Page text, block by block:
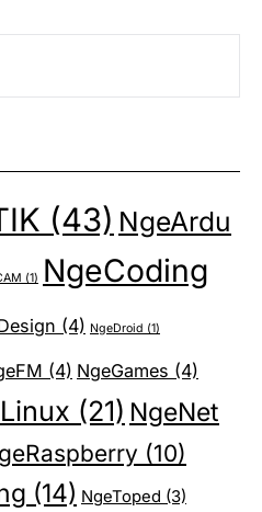
(43) NgeArdu
(1) NgeCoding
(4) NgeDroid (1)
(4) NgeGames (4)
(21) NgeNet
(10)
(14) NgeToped (3)